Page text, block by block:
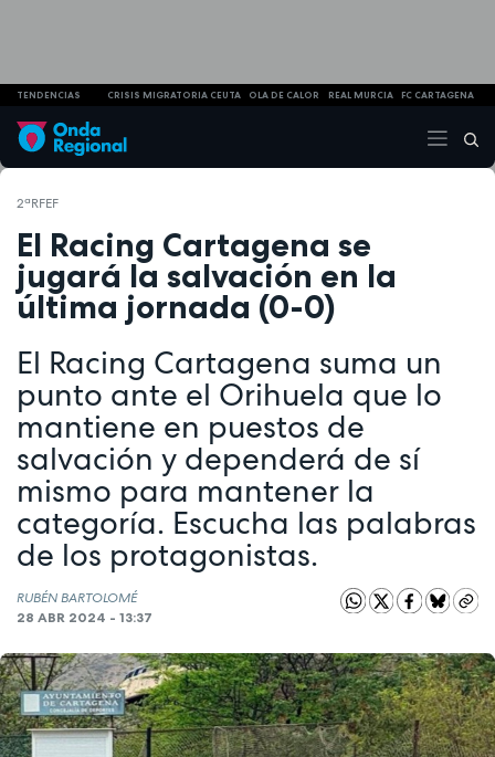
TENDENCIAS CRISIS MIGRATORIA CEUTA OLA DE CALOR REAL MURCIA FC CARTAGENA
2ªRFEF
El Racing Cartagena se
jugará la salvación en la
última jornada (0-0)
El Racing Cartagena suma un
punto ante el Orihuela que lo
mantiene en puestos de
salvación y dependerá de sí
mismo para mantener la
categoría. Escucha las palabras
de los protagonistas.
RUBÉN BARTOLOMÉ
28 ABR 2024 - 13:37